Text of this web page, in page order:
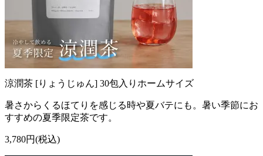
涼潤茶 [りょうじゅん] 30包入りホームサイズ
暑さからくるほてりを感じる時や夏バテにも。暑い季節にお
すすめの夏季限定茶です。
3,780円(税込)